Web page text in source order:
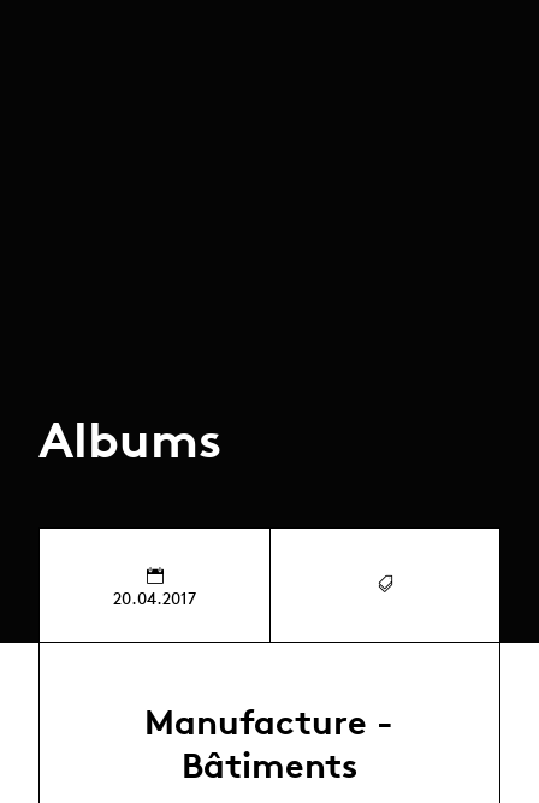
Albums
20.04.2017
Manufacture -
Bâtiments